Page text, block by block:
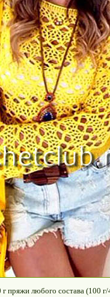
г пряжи любого состава (100